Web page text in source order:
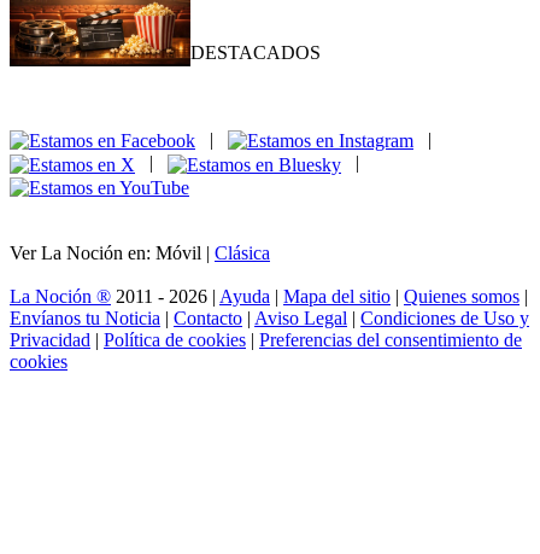
DESTACADOS
|
|
Ver La Noción en: Móvil | Clásica
La Noción ® 2011 - 2026 | Ayuda | Mapa del sitio | Quienes somos |
Envíanos tu Noticia | Contacto | Aviso Legal | Condiciones de Uso y
Privacidad | Política de cookies | Preferencias del consentimiento de
cookies